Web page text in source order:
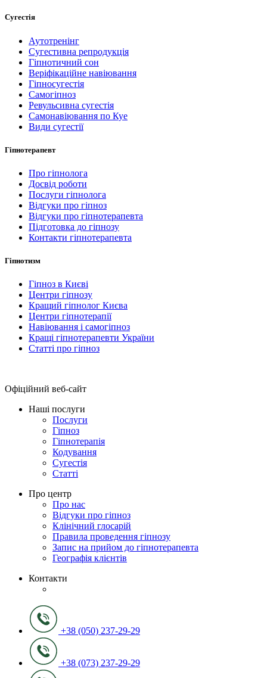
Сугестія
Аутотренінг
Сугестивна репродукція
Гіпнотичний сон
Веріфікаційне навіювання
Гіпносугестія
Самогіпноз
Ревульсивна сугестія
Самонавіювання по Куе
Види сугестії
Гіпнотерапевт
Про гіпнолога
Досвід роботи
Послуги гіпнолога
Відгуки про гіпноз
Відгуки про гіпнотерапевта
Підготовка до гіпнозу
Контакти гіпнотерапевта
Гіпнотизм
Гіпноз в Києві
Центри гіпнозу
Кращий гіпнолог Києва
Центри гіпнотерапії
Навіювання і самогіпноз
Кращі гіпнотерапевти України
Статті про гіпноз
Офіційний веб-сайт
Наші послуги
Послуги
Гіпноз
Гіпнотерапія
Кодування
Сугестія
Статті
Про центр
Про нас
Відгуки про гіпноз
Клінічний глосарій
Правила проведення гіпнозу
Запис на прийом до гіпнотерапевта
Географія клієнтів
Контакти
+38 (050) 237-29-29
+38 (073) 237-29-29